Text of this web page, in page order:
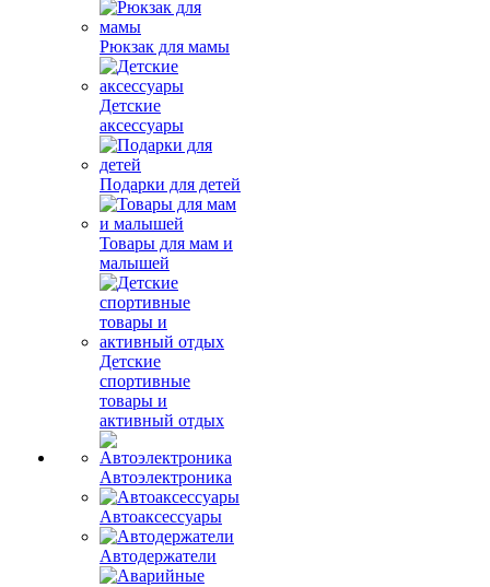
Рюкзак для мамы
Детские
аксессуары
Подарки для детей
Товары для мам и
малышей
Детские
спортивные
товары и
активный отдых
Автоэлектроника
Автоаксессуары
Автодержатели